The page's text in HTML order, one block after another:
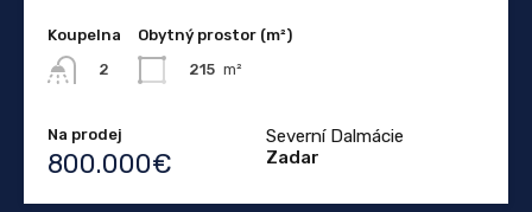
Koupelna
2
Obytný prostor (m²)
215 m²
Na prodej
800.000€
Severní Dalmácie
Zadar